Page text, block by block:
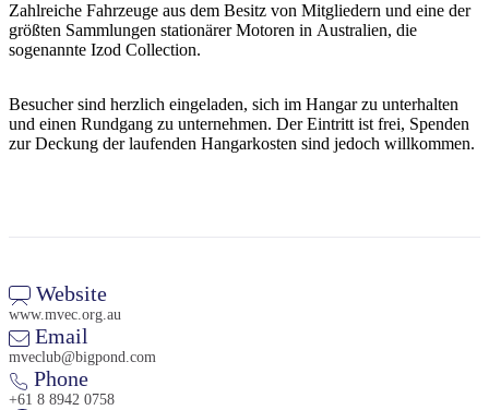
Zahlreiche Fahrzeuge aus dem Besitz von Mitgliedern und eine der
größten Sammlungen stationärer Motoren in Australien, die
sogenannte Izod Collection.
Besucher sind herzlich eingeladen, sich im Hangar zu unterhalten
und einen Rundgang zu unternehmen. Der Eintritt ist frei, Spenden
zur Deckung der laufenden Hangarkosten sind jedoch willkommen.
Website
www.mvec.org.au
Email
mveclub@bigpond.com
Phone
+61 8 8942 0758